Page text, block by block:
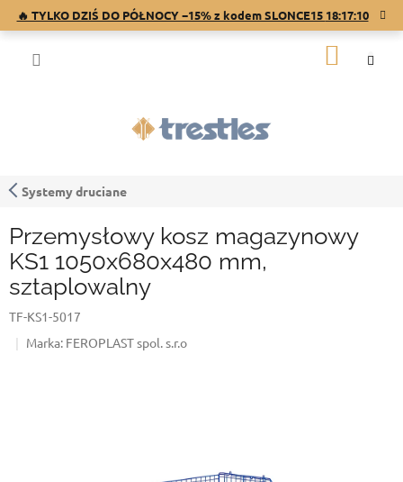
🔥 TYLKO DZIŚ DO PÓŁNOCY −15% z kodem SLONCE15 18:17:10
Systemy druciane
Przemysłowy kosz magazynowy
KS1 1050x680x480 mm,
sztaplowalny
TF-KS1-5017
Marka: FEROPLAST spol. s.r.o